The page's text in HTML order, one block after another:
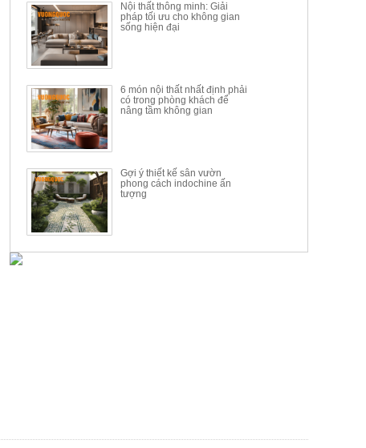
Nội thất thông minh: Giải
pháp tối ưu cho không gian
sống hiện đại
6 món nội thất nhất định phải
có trong phòng khách để
nâng tầm không gian
Gợi ý thiết kế sân vườn
phong cách indochine ấn
tượng